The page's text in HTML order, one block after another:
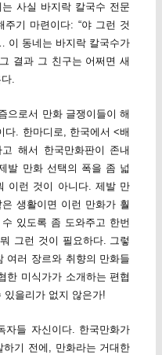
사실 바지락 칼국수 전문
기 마련이다: “야 그런 것
이 동네는 바지락 칼국수가
결과 그 친구는 어쩌면 새
.
으로서 만화 글쟁이들이 해
다. 한마디로, 한국에서 <배
해서 한국만화판이 존내
발 만화 선택의 폭을 좀 넓
이런 것이 아니다. 제발 만
생활이면 이런 만화가 훨
있도록 좀 도와주고 한번
그런 것이 필요하다. 그렇
여러 장르와 취향의 만화들
한 미식가가 소개하는 편협
있을리가 없지 않은가!
들 자신이다. 한국만화가
기 전에, 만화라는 거대한